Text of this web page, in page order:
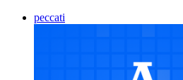
peccati